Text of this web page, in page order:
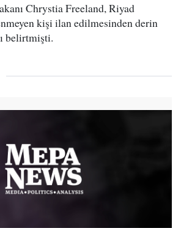
Chrystia Freeland, Riyad
kişi ilan edilmesinden derin
belirtmişti.